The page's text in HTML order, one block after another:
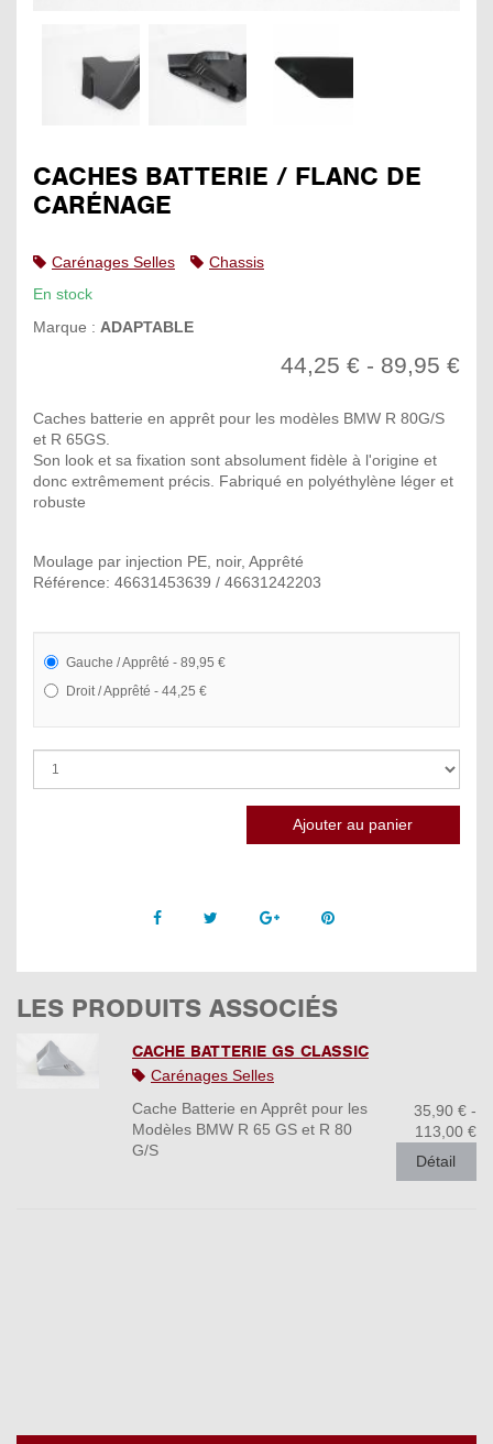
CACHES BATTERIE / FLANC DE
CARÉNAGE
Carénages Selles
Chassis
En stock
Marque : ADAPTABLE
44,25 € - 89,95 €
Caches batterie en apprêt pour les modèles BMW R 80G/S
et R 65GS.
Son look et sa fixation sont absolument fidèle à l'origine et
donc extrêmement précis. Fabriqué en polyéthylène léger et
robuste
Moulage par injection PE, noir, Apprêté
Référence: 46631453639 / 46631242203
Gauche / Apprêté - 89,95 €
Droit / Apprêté - 44,25 €
Facebook Twitter Google +Pinterest
LES PRODUITS ASSOCIÉS
CACHE BATTERIE GS CLASSIC
Carénages Selles
Cache Batterie en Apprêt pour les
Modèles BMW R 65 GS et R 80
G/S
35,90 € -
113,00 €
Détail